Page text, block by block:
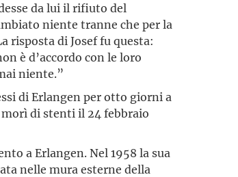
da lui il rifiuto del
niente tranne che per la
risposta di Josef fu questa:
è d’accordo con le loro
niente.”
di Erlangen per otto giorni a
di stenti il 24 febbraio
a Erlangen. Nel 1958 la sua
nelle mura esterne della